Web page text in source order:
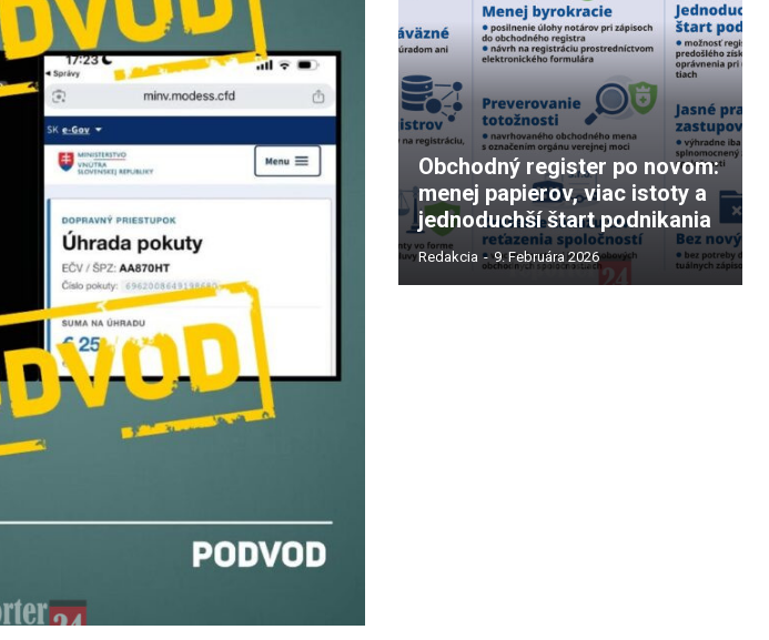
Obchodný register po novom:
menej papierov, viac istoty a
jednoduchší štart podnikania
Redakcia - 9. Februára 2026